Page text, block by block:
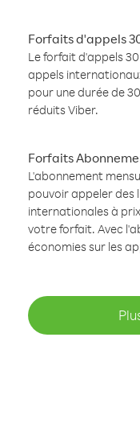
Forfaits d'appels
Le forfait d'appels
appels
pour une durée de
réduits Viber.
Forfaits
L'abonnement
pouvoir appeler des
internationales à
votre forfait. Avec
économies sur les